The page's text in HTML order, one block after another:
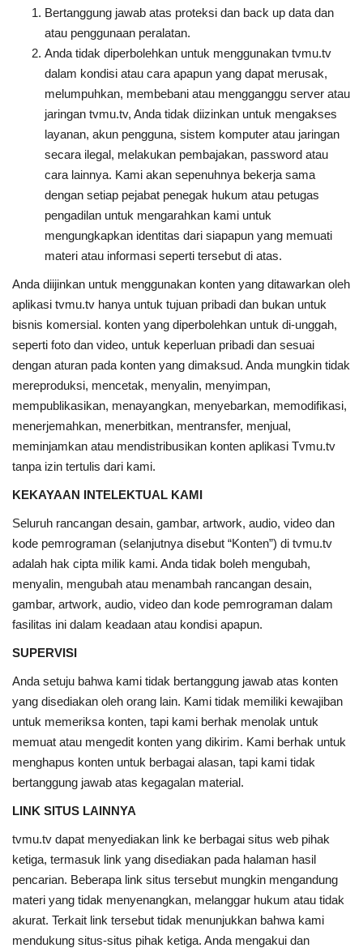
Bertanggung jawab atas proteksi dan back up data dan
atau penggunaan peralatan.
Anda tidak diperbolehkan untuk menggunakan tvmu.tv
dalam kondisi atau cara apapun yang dapat merusak,
melumpuhkan, membebani atau mengganggu server atau
jaringan tvmu.tv, Anda tidak diizinkan untuk mengakses
layanan, akun pengguna, sistem komputer atau jaringan
secara ilegal, melakukan pembajakan, password atau
cara lainnya. Kami akan sepenuhnya bekerja sama
dengan setiap pejabat penegak hukum atau petugas
pengadilan untuk mengarahkan kami untuk
mengungkapkan identitas dari siapapun yang memuati
materi atau informasi seperti tersebut di atas.
Anda diijinkan untuk menggunakan konten yang ditawarkan oleh
aplikasi tvmu.tv hanya untuk tujuan pribadi dan bukan untuk
bisnis komersial. konten yang diperbolehkan untuk di-unggah,
seperti foto dan video, untuk keperluan pribadi dan sesuai
dengan aturan pada konten yang dimaksud. Anda mungkin tidak
mereproduksi, mencetak, menyalin, menyimpan,
mempublikasikan, menayangkan, menyebarkan, memodifikasi,
menerjemahkan, menerbitkan, mentransfer, menjual,
meminjamkan atau mendistribusikan konten aplikasi Tvmu.tv
tanpa izin tertulis dari kami.
KEKAYAAN INTELEKTUAL KAMI
Seluruh rancangan desain, gambar, artwork, audio, video dan
kode pemrograman (selanjutnya disebut “Konten”) di tvmu.tv
adalah hak cipta milik kami. Anda tidak boleh mengubah,
menyalin, mengubah atau menambah rancangan desain,
gambar, artwork, audio, video dan kode pemrograman dalam
fasilitas ini dalam keadaan atau kondisi apapun.
SUPERVISI
Anda setuju bahwa kami tidak bertanggung jawab atas konten
yang disediakan oleh orang lain. Kami tidak memiliki kewajiban
untuk memeriksa konten, tapi kami berhak menolak untuk
memuat atau mengedit konten yang dikirim. Kami berhak untuk
menghapus konten untuk berbagai alasan, tapi kami tidak
bertanggung jawab atas kegagalan material.
LINK SITUS LAINNYA
tvmu.tv dapat menyediakan link ke berbagai situs web pihak
ketiga, termasuk link yang disediakan pada halaman hasil
pencarian. Beberapa link situs tersebut mungkin mengandung
materi yang tidak menyenangkan, melanggar hukum atau tidak
akurat. Terkait link tersebut tidak menunjukkan bahwa kami
mendukung situs-situs pihak ketiga. Anda mengakui dan